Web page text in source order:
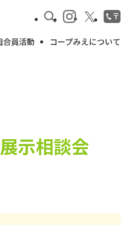
合員活動 コープみえについて
示相談会